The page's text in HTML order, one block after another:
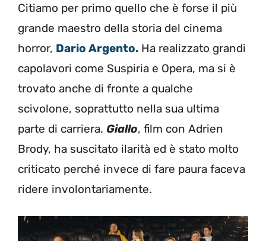
Citiamo per primo quello che è forse il più
grande maestro della storia del cinema
horror, Dario Argento. Ha realizzato grandi
capolavori come Suspiria e Opera, ma si è
trovato anche di fronte a qualche
scivolone, soprattutto nella sua ultima
parte di carriera. Giallo, film con Adrien
Brody, ha suscitato ilarità ed è stato molto
criticato perché invece di fare paura faceva
ridere involontariamente.